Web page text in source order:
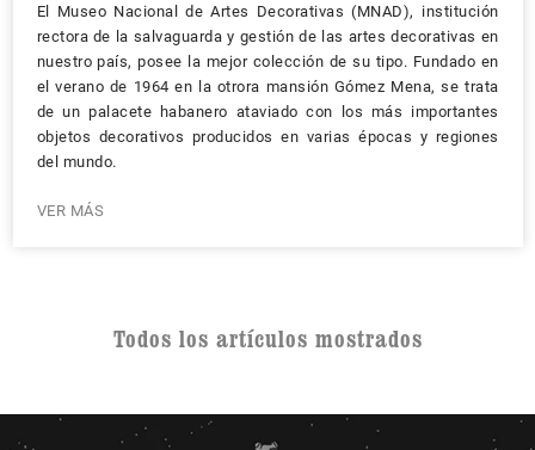
El Museo Nacional de Artes Decorativas (MNAD), institución
rectora de la salvaguarda y gestión de las artes decorativas en
nuestro país, posee la mejor colección de su tipo. Fundado en
el verano de 1964 en la otrora mansión Gómez Mena, se trata
de un palacete habanero ataviado con los más importantes
objetos decorativos producidos en varias épocas y regiones
del mundo.
VER MÁS
Todos los artículos mostrados